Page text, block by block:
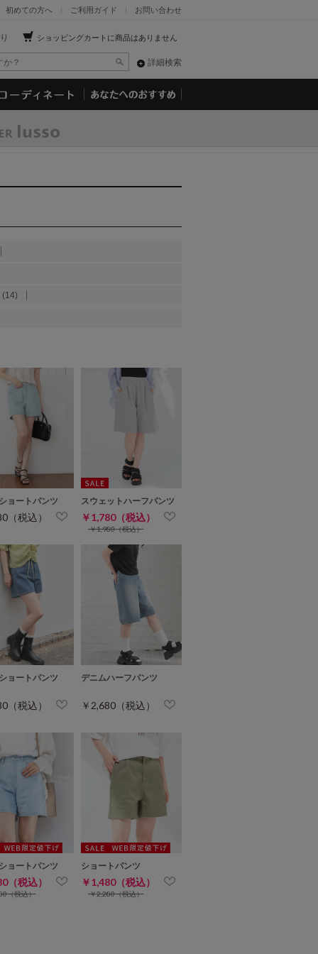
お問い合わせ
ご利用ガイド
初めての方へ
ショッピングカートに商品はありません
詳細検索
(14)
ョートパンツ
（税込）
スウェットハーフパンツ
￥1,780（税込）
￥1,980（税込）
ョートパンツ
（税込）
デニムハーフパンツ
￥2,680（税込）
ョートパンツ
（税込）
（税込）
ショートパンツ
￥1,480（税込）
￥2,280（税込）